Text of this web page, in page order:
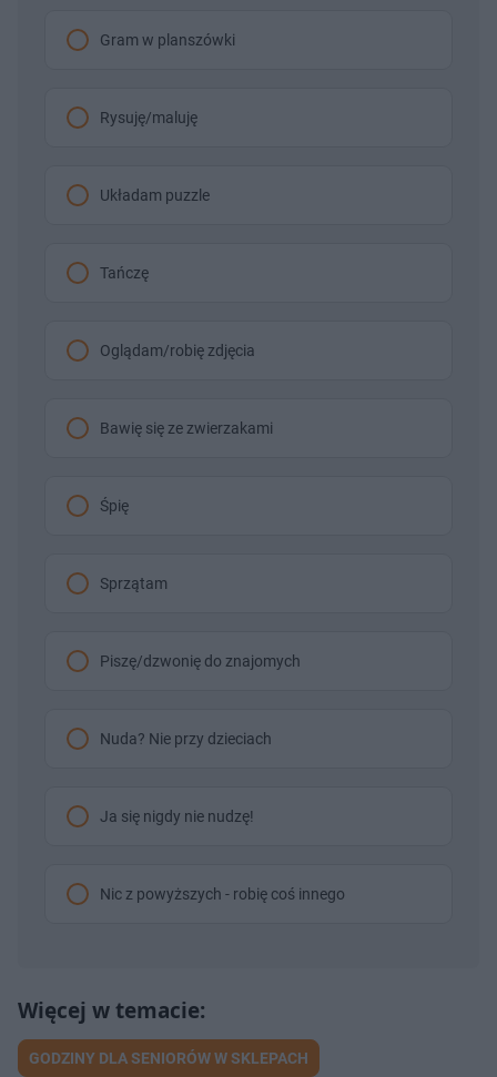
Gram w planszówki
Rysuję/maluję
Układam puzzle
Tańczę
Oglądam/robię zdjęcia
Bawię się ze zwierzakami
Śpię
Sprzątam
Piszę/dzwonię do znajomych
Nuda? Nie przy dzieciach
Ja się nigdy nie nudzę!
Nic z powyższych - robię coś innego
GODZINY DLA SENIORÓW W SKLEPACH